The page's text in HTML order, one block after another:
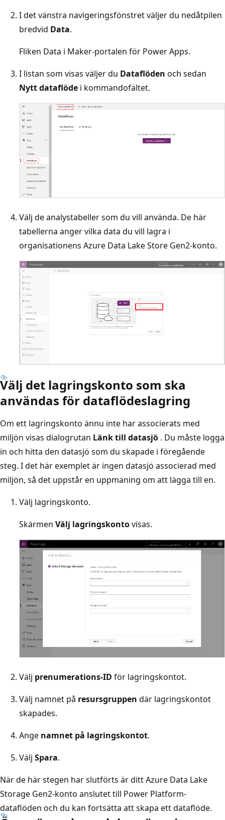
I det vänstra navigeringsfönstret väljer du nedåtpilen
bredvid Data.
Fliken Data i Maker-portalen för Power Apps.
I listan som visas väljer du Dataflöden och sedan
Nytt dataflöde i kommandofältet.
Välj de analystabeller som du vill använda. De här
tabellerna anger vilka data du vill lagra i
organisationens Azure Data Lake Store Gen2-konto.
Välj det lagringskonto som ska
användas för dataflödeslagring
Om ett lagringskonto ännu inte har associerats med
miljön visas dialogrutan Länk till datasjö . Du måste logga
in och hitta den datasjö som du skapade i föregående
steg. I det här exemplet är ingen datasjö associerad med
miljön, så det uppstår en uppmaning om att lägga till en.
Välj lagringskonto.
Skärmen Välj lagringskontovisas.
Välj prenumerations-ID för lagringskontot.
Välj namnet på resursgruppen där lagringskontot
skapades.
Ange namnet på lagringskontot.
Välj Spara.
När de här stegen har slutförts är ditt Azure Data Lake
Storage Gen2-konto anslutet till Power Platform-
dataflöden och du kan fortsätta att skapa ett dataflöde.